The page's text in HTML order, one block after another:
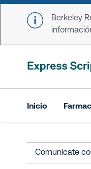
Skip to main content
Berkeley
Inicio
Comunícate